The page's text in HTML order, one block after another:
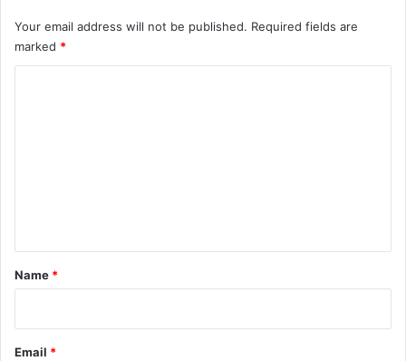
Your email address will not be published. Required fields are
marked *
*
Name *
Email *